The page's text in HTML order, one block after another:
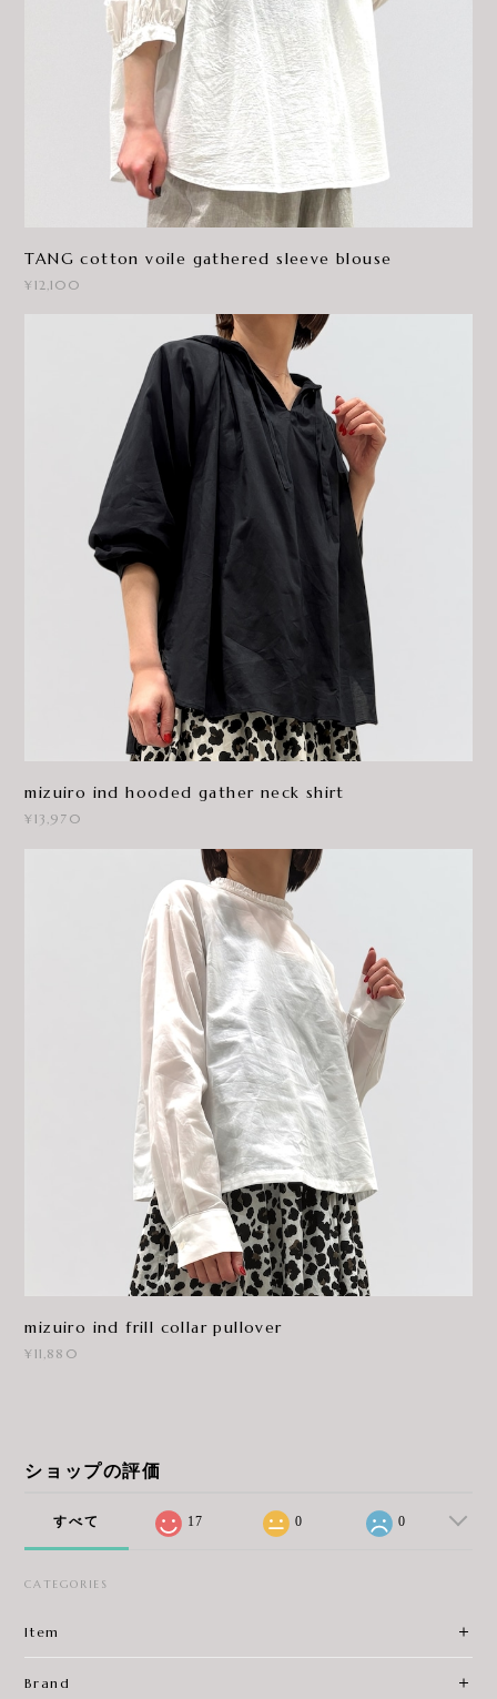
TANG cotton voile gathered sleeve blouse
¥12,100
mizuiro ind hooded gather neck shirt
¥13,970
mizuiro ind frill collar pullover
¥11,880
ショップの評価
すべて 17 0 0
CATEGORIES
Item
Brand